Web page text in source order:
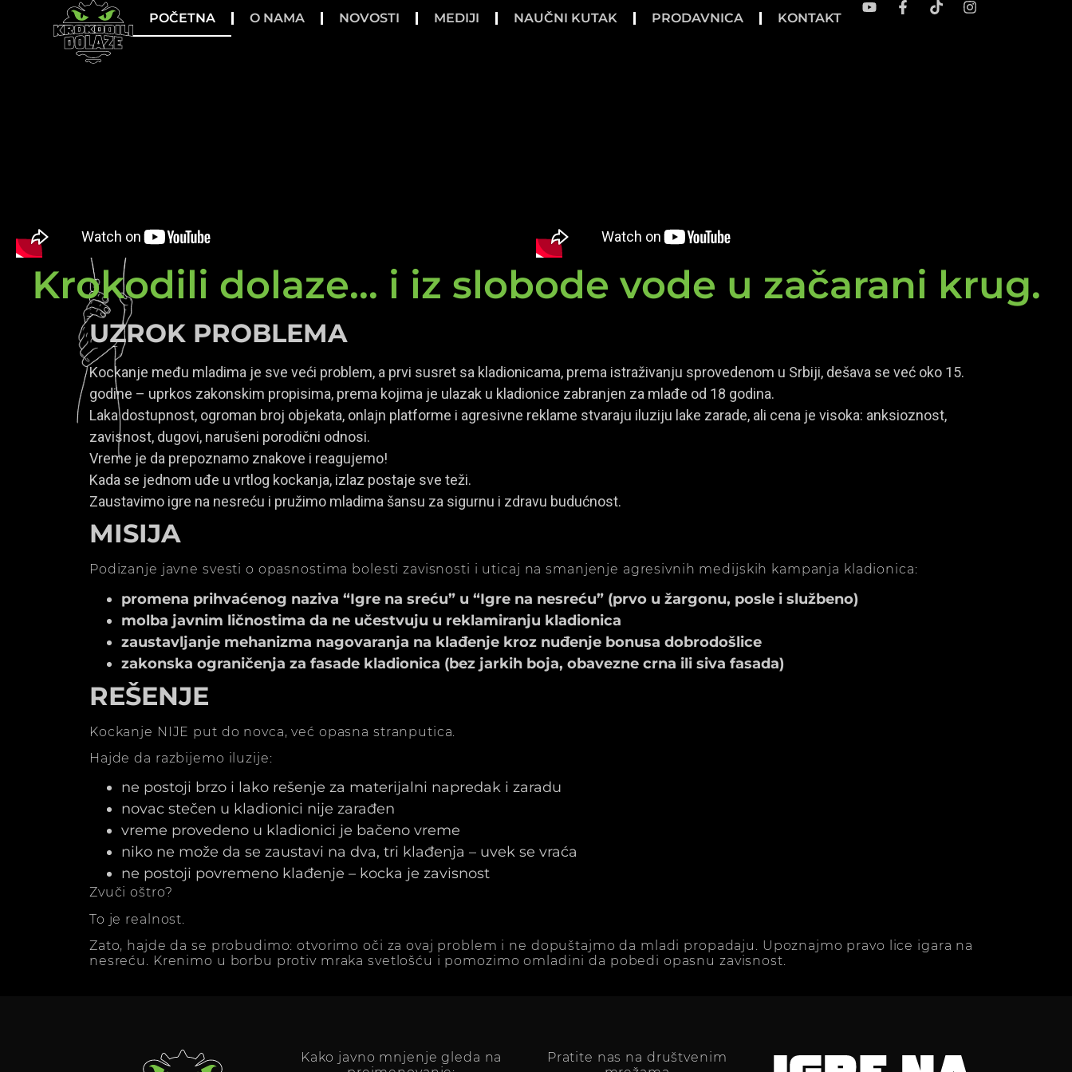
POČETNA O NAMA NOVOSTI MEDIJI NAUČNI KUTAK PRODAVNICA KONTAKT
Krokodili dolaze... i iz slobode vode u začarani krug.
UZROK PROBLEMA
Kockanje među mladima je sve veći problem, a prvi susret sa kladionicama, prema istraživanju sprovedenom u Srbiji, dešava se već oko 15.
godine – uprkos zakonskim propisima, prema kojima je ulazak u kladionice zabranjen za mlađe od 18 godina.
Laka dostupnost, ogroman broj objekata, onlajn platforme i agresivne reklame stvaraju iluziju lake zarade, ali cena je visoka: anksioznost,
zavisnost, dugovi, narušeni porodični odnosi.
Vreme je da prepoznamo znakove i reagujemo!
Kada se jednom uđe u vrtlog kockanja, izlaz postaje sve teži.
Zaustavimo igre na nesreću i pružimo mladima šansu za sigurnu i zdravu budućnost.
MISIJA
Podizanje javne svesti o opasnostima bolesti zavisnosti i uticaj na smanjenje agresivnih medijskih kampanja kladionica:
promena prihvaćenog naziva “Igre na sreću” u “Igre na nesreću” (prvo u žargonu, posle i službeno)
molba javnim ličnostima da ne učestvuju u reklamiranju kladionica
zaustavljanje mehanizma nagovaranja na klađenje kroz nuđenje bonusa dobrodošlice
zakonska ograničenja za fasade kladionica (bez jarkih boja, obavezne crna ili siva fasada)
REŠENJE
Kockanje NIJE put do novca, već opasna stranputica.
Hajde da razbijemo iluzije:
ne postoji brzo i lako rešenje za materijalni napredak i zaradu
novac stečen u kladionici nije zarađen
vreme provedeno u kladionici je bačeno vreme
niko ne može da se zaustavi na dva, tri klađenja – uvek se vraća
ne postoji povremeno klađenje – kocka je zavisnost
Zvuči oštro?
To je realnost.
Zato, hajde da se probudimo: otvorimo oči za ovaj problem i ne dopuštajmo da mladi propadaju. Upoznajmo pravo lice igara na
nesreću. Krenimo u borbu protiv mraka svetlošću i pomozimo omladini da pobedi opasnu zavisnost.
Kako javno mnjenje gleda na
Pratite nas na društvenim